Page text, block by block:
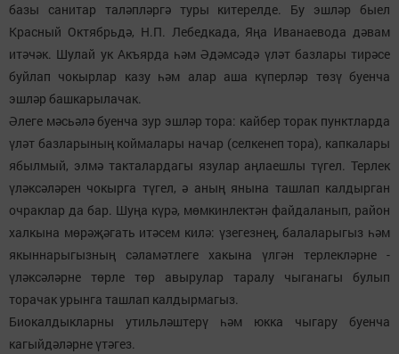
базы санитар таләпләргә туры китерелде. Бу эшләр быел
Красный Октябрьдә, Н.П. Лебедкада, Яңа Иванаевода дәвам
итәчәк. Шулай ук Акъярда һәм Әдәмсәдә үләт базлары тирәсе
буйлап чокырлар казу һәм алар аша күперләр төзү буенча
эшләр башкарылачак.
Әлеге мәсьәлә буенча зур эшләр тора: кайбер торак пунктларда
үләт базларының коймалары начар (селкенеп тора), капкалары
ябылмый, элмә такталардагы язулар аңлаешлы түгел. Терлек
үләксәләрен чокырга түгел, ә аның янына ташлап калдырган
очраклар да бар. Шуңа күрә, мөмкинлектән файдаланып, район
халкына мөрәҗәгать итәсем килә: үзегезнең, балаларыгыз һәм
якыннарыгызның сәламәтлеге хакына үлгән терлекләрне -
үләксәләрне төрле төр авырулар таралу чыганагы булып
торачак урынга ташлап калдырмагыз.
Биокалдыкларны утильләштерү һәм юкка чыгару буенча
кагыйдәләрне үтәгез.